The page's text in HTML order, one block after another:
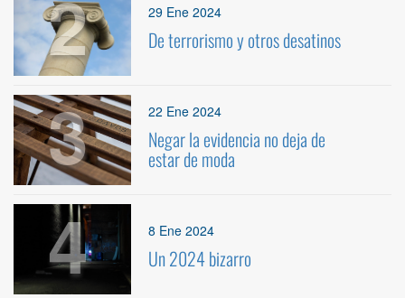
2 29 Ene 2024
De terrorismo y otros desatinos
3 22 Ene 2024
Negar la evidencia no deja de
estar de moda
4 8 Ene 2024
Un 2024 bizarro